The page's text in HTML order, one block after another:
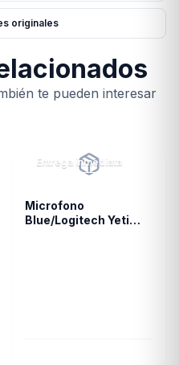
originales
te pueden interesar
Entrega inmediata
Microfono
Blue/Logitech Yeti